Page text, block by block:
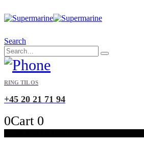
Search
RING TIL OS
+45 20 21 71 94
0Cart 0